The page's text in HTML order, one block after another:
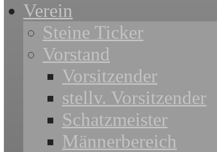
Verein
Steine Ticker
Vorstand
Vorsitzender
stellv. Vorsitzender
Schatzmeister
Männerbereich